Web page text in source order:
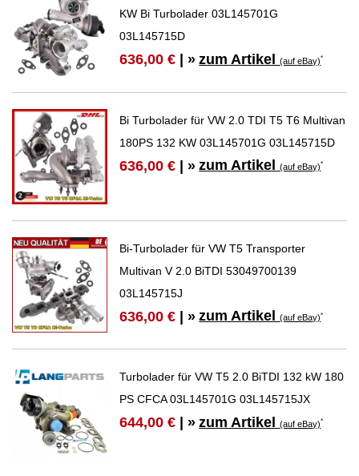
KW Bi Turbolader 03L145701G
03L145715D
636,00 € | » zum Artikel(auf eBay)*
Bi Turbolader für VW 2.0 TDI T5 T6 Multivan
180PS 132 KW 03L145701G 03L145715D
636,00 € | » zum Artikel(auf eBay)*
Bi-Turbolader für VW T5 Transporter
Multivan V 2.0 BiTDI 53049700139
03L145715J
636,00 € | » zum Artikel(auf eBay)*
Turbolader für VW T5 2.0 BiTDI 132 kW 180
PS CFCA 03L145701G 03L145715JX
644,00 € | » zum Artikel(auf eBay)*